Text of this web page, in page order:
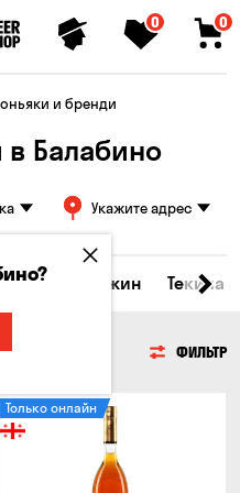
0 0
и бренди
Балабино
Укажите адрес
Джин Текила
ФИЛЬТР
Только онлайн